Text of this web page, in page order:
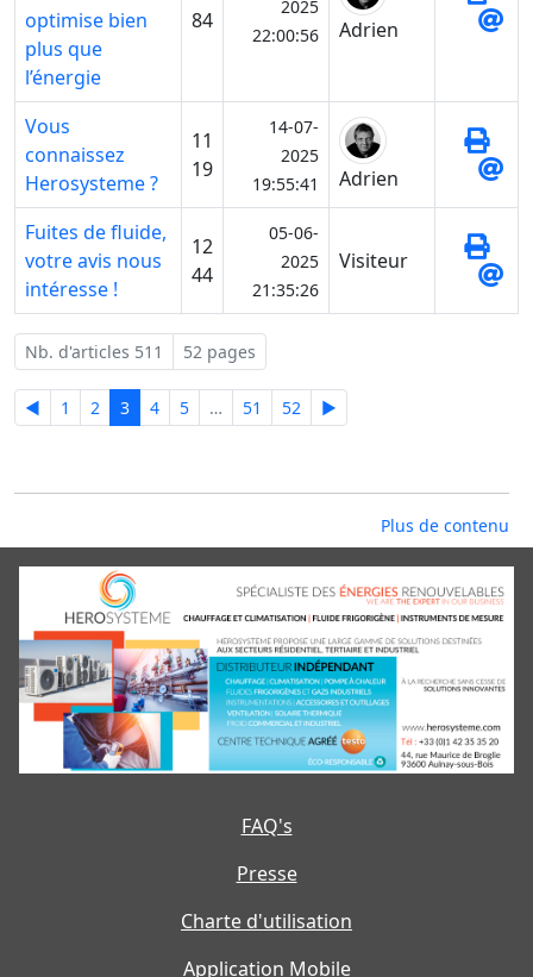
optimise bien
plus que
l’énergie
84
2025
22:00:56
Adrien
Vous
connaissez
Herosysteme ?
11
19
14-07-
2025
19:55:41
Adrien
Fuites de fluide,
votre avis nous
intéresse !
12
44
05-06-
2025
21:35:26
Visiteur
Nb. d'articles 511 52 pages
◄ 1 2 3 4 5 … 51 52 ►
Plus de contenu
FAQ's
Presse
Charte d'utilisation
Application Mobile